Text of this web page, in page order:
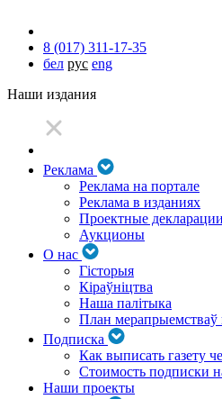
8 (017) 311-17-35
бел рус eng
Наши издания
Реклама
Реклама на портале
Реклама в изданиях
Проектные декларации
Аукционы
О нас
Гісторыя
Кіраўніцтва
Наша палітыка
План мерапрыемстваў
Подписка
Как выписать газету
Стоимость подписки
Наши проекты